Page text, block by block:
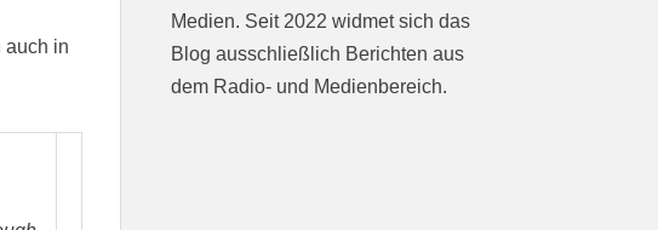
auch in
Medien. Seit 2022 widmet sich das
Blog ausschließlich Berichten aus
dem Radio- und Medienbereich.